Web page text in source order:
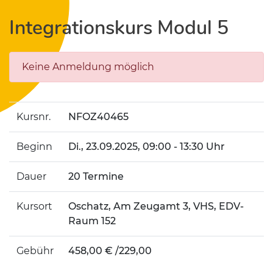
Integrationskurs Modul 5
Keine Anmeldung möglich
Kursnr. NFOZ40465
Beginn Di., 23.09.2025, 09:00 - 13:30 Uhr
Dauer 20 Termine
Kursort
Oschatz, Am Zeugamt 3, VHS, EDV-
Raum 152
Gebühr 458,00 € /229,00